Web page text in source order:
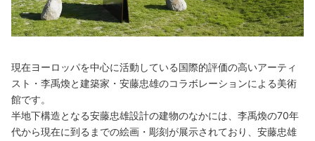
現在ヨーロッパを中心に活動している国際的評価の高いアーティ
スト・李禹煥と建築家・安藤忠雄のコラボレーションによる美術
館です。
半地下構造となる安藤忠雄設計の建物のなかには、李禹煥の70年
代から現在に到るまでの絵画・彫刻が展示されており、安藤忠雄